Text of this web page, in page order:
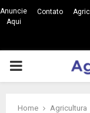
Anuncie
Aqui
Contato
PRIMARY
Home
Agricultura